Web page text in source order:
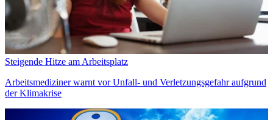
Steigende Hitze am Arbeitsplatz
Arbeitsmediziner warnt vor Unfall- und Verletzungsgefahr aufgrund
der Klimakrise